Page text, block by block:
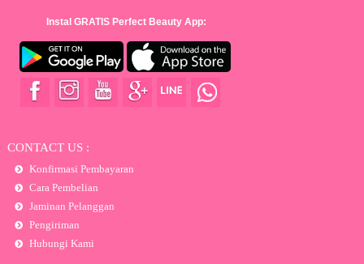
Instal GRATIS Perfect Beauty App:
CONTACT US :
Konfirmasi Pembayaran
Cara Pembelian
Jaminan Pelanggan
Pengiriman
Hubungi Kami